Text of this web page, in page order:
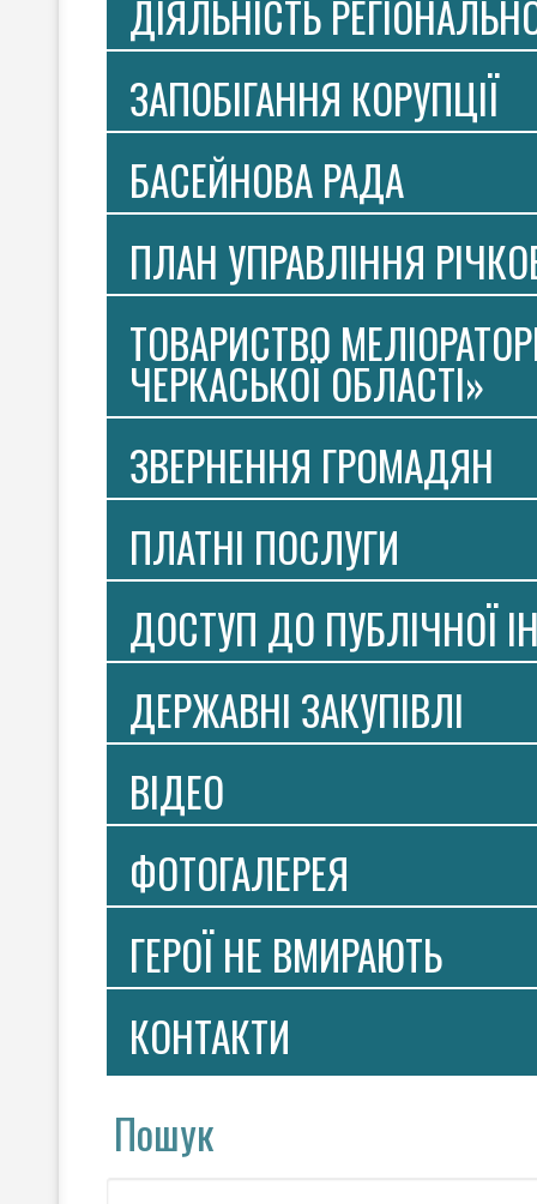
ДІЯЛЬНІСТЬ
ЗАПОБІГАННЯ КОРУПЦІЇ
БАСЕЙНОВА РАДА
ПЛАН УПРАВЛІННЯ
ТОВАРИСТВО
ЧЕРКАСЬКОЇ ОБЛАСТІ»
ЗВЕРНЕННЯ ГРОМАДЯН
ПЛАТНI ПОСЛУГИ
ДОСТУП ДО ПУБЛІЧНОЇ
ДЕРЖАВНІ ЗАКУПІВЛІ
ВIДЕО
ФОТОГАЛЕРЕЯ
ГЕРОЇ НЕ ВМИРАЮТЬ
КОНТАКТИ
Пошук